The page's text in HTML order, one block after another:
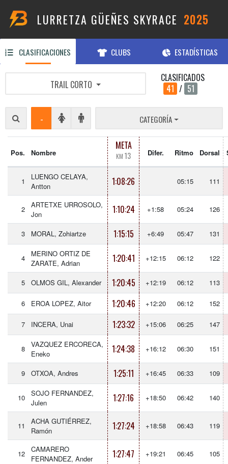
LURRETZA GÜEÑES SKYRACE 2025
CLASIFICACIONES CLUBS ESTADÍSTICAS
TRAIL CORTO
CLASIFICADOS
41 / 51
- CATEGORÍA
Pos. Nombre
META
KM 13 Difer. Ritmo Dorsal
1
LUENGO CELAYA,
Antton
1:08:26 05:15 111
2
ARTETXE URROSOLO,
Jon
1:10:24 +1:58 05:24 126
3 MORAL, Zohiartze 1:15:15 +6:49 05:47 131
4
MERINO ORTIZ DE
ZARATE, Adrian
1:20:41 +12:15 06:12 122
5 OLMOS GIL, Alexander 1:20:45 +12:19 06:12 113
6 EROA LOPEZ, Aitor 1:20:46 +12:20 06:12 152
7 INCERA, Unai 1:23:32 +15:06 06:25 147
8
VAZQUEZ ERCORECA,
Eneko
1:24:38 +16:12 06:30 151
9 OTXOA, Andres 1:25:11 +16:45 06:33 109
10
SOJO FERNANDEZ,
Julen
1:27:16 +18:50 06:42 140
11
ACHA GUTIÉRREZ,
Ramón
1:27:24 +18:58 06:43 119
12
CAMARERO
FERNANDEZ, Ander
1:27:47 +19:21 06:45 105